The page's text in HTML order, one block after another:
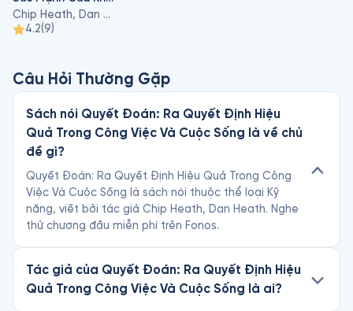
Chip Heath, Dan Heath
4.2(9)
Câu Hỏi Thường Gặp
Sách nói Quyết Đoán: Ra Quyết Định Hiệu
Quả Trong Công Việc Và Cuộc Sống là về chủ
đề gì?
Quyết Đoán: Ra Quyết Định Hiệu Quả Trong Công
Việc Và Cuộc Sống là sách nói thuộc thể loại Kỹ
năng, viết bởi tác giả Chip Heath, Dan Heath. Nghe
thử chương đầu miễn phí trên Fonos.
Tác giả của Quyết Đoán: Ra Quyết Định Hiệu
Quả Trong Công Việc Và Cuộc Sống là ai?